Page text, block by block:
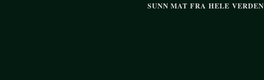
SUNN MAT FRA HELE VERDEN